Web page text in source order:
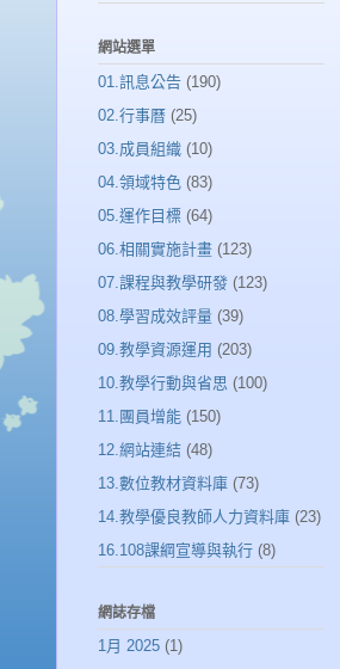
網站選單
01.訊息公告 (190)
02.行事曆 (25)
03.成員組織 (10)
04.領域特色 (83)
05.運作目標 (64)
06.相關實施計畫 (123)
07.課程與教學研發 (123)
08.學習成效評量 (39)
09.教學資源運用 (203)
10.教學行動與省思 (100)
11.團員增能 (150)
12.網站連結 (48)
13.數位教材資料庫 (73)
14.教學優良教師人力資料庫 (23)
16.108課綱宣導與執行 (8)
網誌存檔
1月 2025 (1)